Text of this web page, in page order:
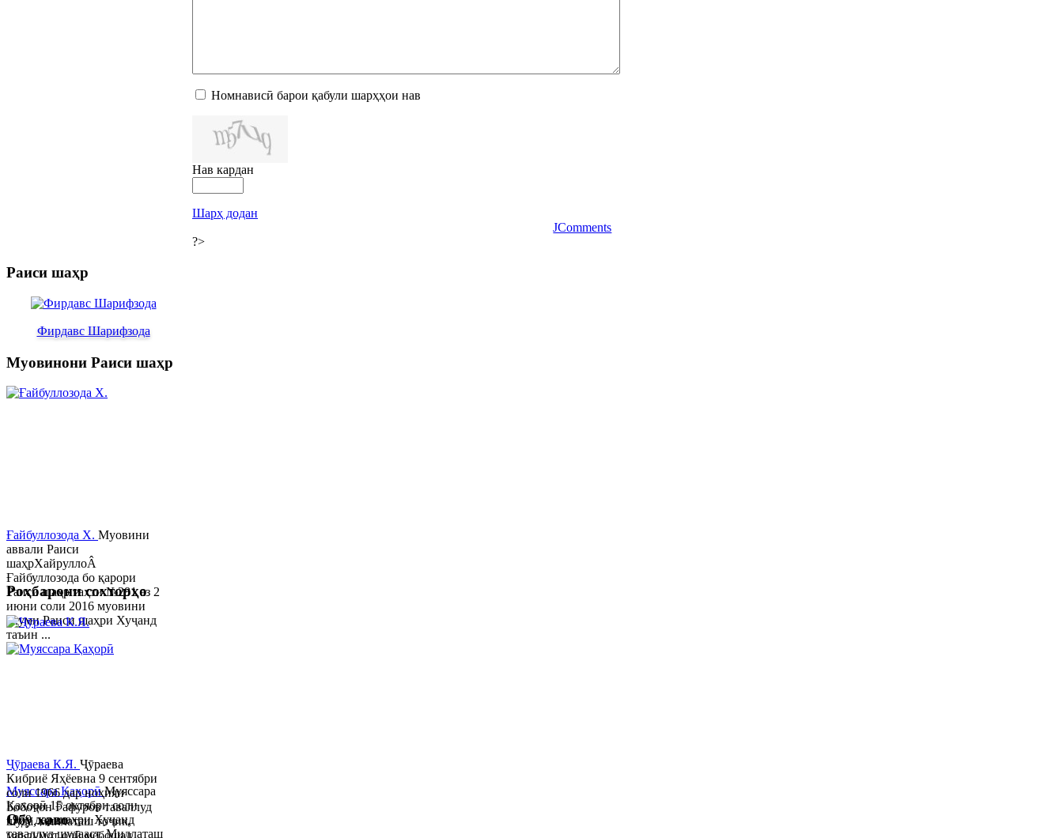
Номнависӣ барои қабули шарҳҳои нав
Нав кардан
Шарҳ додан
JComments
?>
Раиси шаҳр
Фирдавс Шарифзода
Муовинони Раиси шаҳр
Ғайбуллозода Х. Муовини
аввали Раиси
шаҳрХайруллоÂ
Ғайбуллозода бо қарори
Раиси шаҳр таҳти №281 аз 2
июни соли 2016 муовини
якуми Раиси шаҳри Хуҷанд
таъин ...
Муяссара ҚаҳорӣМуяссара
Қаҳорӣ 15 октябри соли
1979 дар шаҳри Хуҷанд
таваллуд шудааст. Миллаташ
Роҳбарони сохторҳо
Ҷӯраева К.Я. Ҷӯраева
Кибриё Яҳёевна 9 сентябри
соли 1966 дар ноҳияи
Бобоҷон Ғафуров таваллуд
шуда, миллаташ тоҷик,
маълумот олӣ мебошад.
Обу хаво